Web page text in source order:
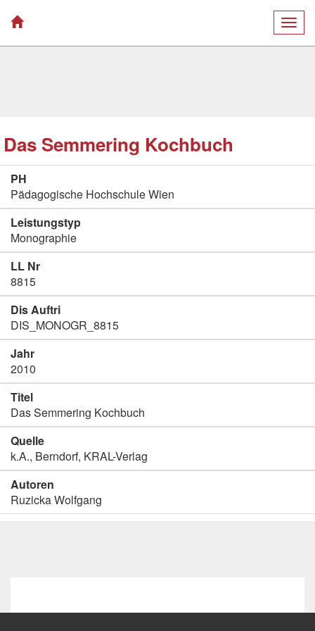
Das Semmering Kochbuch
PH
Pädagogische Hochschule Wien
Leistungstyp
Monographie
LL Nr
8815
Dis Auftri
DIS_MONOGR_8815
Jahr
2010
Titel
Das Semmering Kochbuch
Quelle
k.A., Berndorf, KRAL-Verlag
Autoren
Ruzicka Wolfgang